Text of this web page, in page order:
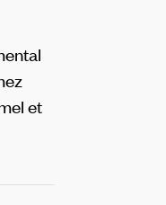
et